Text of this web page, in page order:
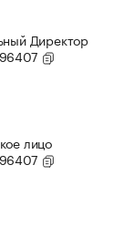
Директор
лицо